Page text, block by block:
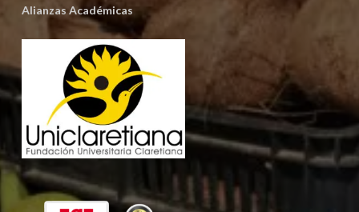
Alianzas Académicas